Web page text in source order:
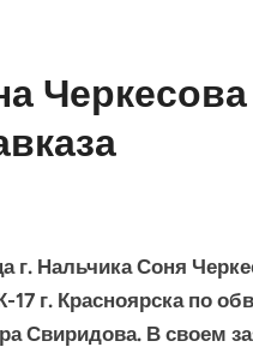
г. Нальчика Соня
г. Красноярска по
Свиридова. В своем